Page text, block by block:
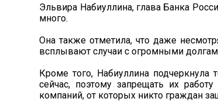
Эльвира Набиуллина, глава Банка
много.
Она также отметила, что даже
всплывают случаи с огромными
Кроме того, Набиуллина подчеркнула
сейчас, поэтому запрещать их
компаний, от которых никто граждан